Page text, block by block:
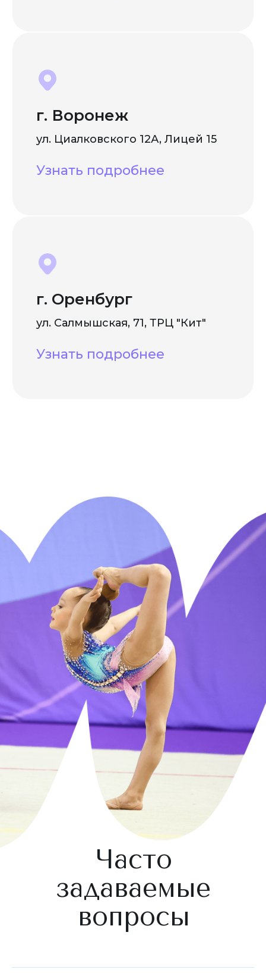
г. Воронеж
ул. Циалковского 12А, Лицей 15
Узнать подробнее
г. Оренбург
ул. Салмышская, 71, ТРЦ "Кит"
Узнать подробнее
Часто
задаваемые
вопросы